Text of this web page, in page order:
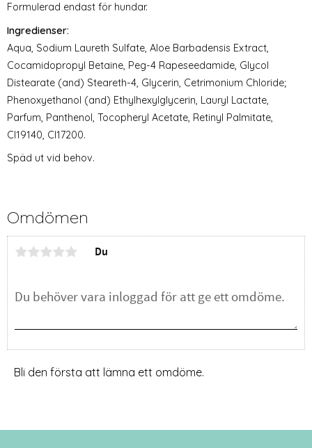
Formulerad endast för hundar.
Ingredienser:
Aqua, Sodium Laureth Sulfate, Aloe Barbadensis Extract,
Cocamidopropyl Betaine, Peg-4 Rapeseedamide, Glycol
Distearate (and) Steareth-4, Glycerin, Cetrimonium Chloride;
Phenoxyethanol (and) Ethylhexylglycerin, Lauryl Lactate,
Parfum, Panthenol, Tocopheryl Acetate, Retinyl Palmitate,
CI19140, CI17200.
Späd ut vid behov.
Omdömen
Du
Bli den första att lämna ett omdöme.